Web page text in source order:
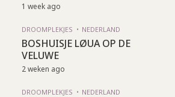
1 week ago
DROOMPLEKJES NEDERLAND
BOSHUISJE LØUA OP DE
VELUWE
2 weken ago
DROOMPLEKJES NEDERLAND